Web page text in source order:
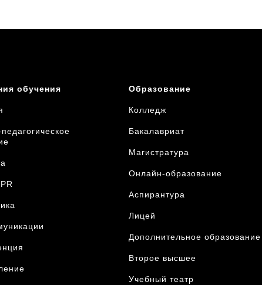
обучения
PR
Образование
Колледж
Бакалавриат
Магистратура
Онлайн-образование
Аспирантура
Лицей
Дополнительное образование
Второе высшее
Учебный театр